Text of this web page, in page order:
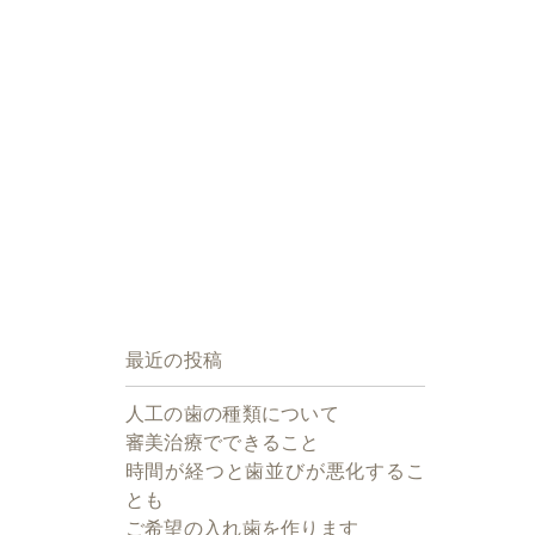
最近の投稿
人工の歯の種類について
審美治療でできること
時間が経つと歯並びが悪化するこ
とも
ご希望の入れ歯を作ります